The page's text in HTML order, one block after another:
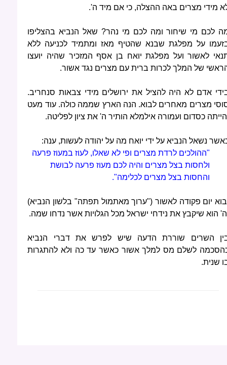
מידי מצרים באה ההצלה, כי אם מיד ה'.
לכם מי שיחור ומה לכם מי נהר? שאל הנביא בהצליפו
על מפלגת שבנא שהטיף מאז ומתמיד לכניעה ללא
לאשור ועל מפלגת יואח בן אסף המזכיר שהיה יועצו
של המלך לכרות ברית עם מצרים נגד אשור.
אדם לא היה להציל את ירושלים מידי צבאות סנחריב.
מצרים מאחרים לבוא. הנה הארץ שממה כולה. עוד מעט
כסדום ועמורה אילמלא הותיר ה' את ציון לפליטה.
נשאל הנביא על ידי יואח מה על יהודה לעשות, ענה:
"ההולכים לרדת מצרים ופי לא שאלו, לעוז במעוז פרעה
ולחסות בצל מצרים והיה לכם מעוז פרעה לבושת
והחסות בצל מצרים לכלימה".
יום פקודה לאשור ("ערוך מאתמול תפתה" בלשון הנביא)
הוא שיקבץ את נידחי ישראל מכל הגלויות אשר נדחו שמה.
השרים שוררת הדעה שיש לפרש את דברי הנביא
לשלם מס למלך אשור כאשר עד כה ולא להתגרות
שנית.